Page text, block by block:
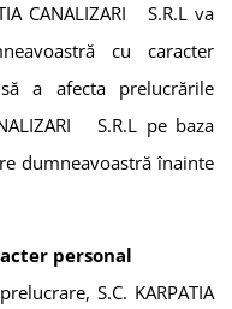
CANALIZARI S.R.Lva
cu caracter
a afecta prelucrările
S.R.L pe baza
dumneavoastră înainte
personal
, S.C. KARPATIA